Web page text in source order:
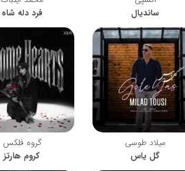
ساندیال
فرد دله شاه
میلاد طوسی
گل یاس
گروه فلکس
کروم هارتز